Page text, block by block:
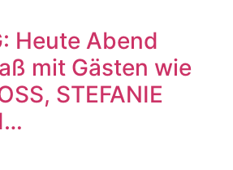
Heute Abend
mit Gästen wie
STEFANIE